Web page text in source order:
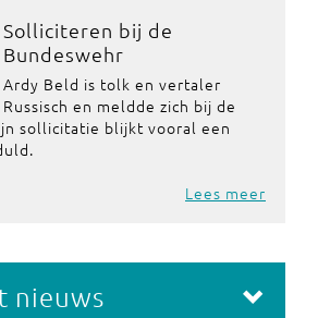
Solliciteren bij de
Bundeswehr
Ardy Beld is tolk en vertaler
Russisch en meldde zich bij de
sollicitatie blijkt vooral een
Lees meer
nieuws